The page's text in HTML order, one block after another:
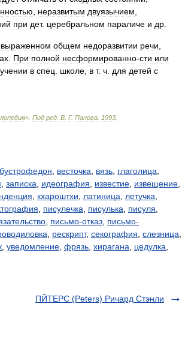
неразвитым двуязычием
при дет. церебральном параличе и др
выраженном общем недоразвитии речи
При полной несформированно-сти или
в спец школе в т. ч для детей с
» Под ред В Г. Панова 1993
бустрофедон весточка вязь глаголица
записка идеография известие извещение
кхароштхи латиница летучка
писулечка писулька писуля
письмо-отказ письмо-
рескрипт, секография слезница
уведомление фрязь хирагана цедулка
ПЙТЕРС (Peters) Ричард Стэнли